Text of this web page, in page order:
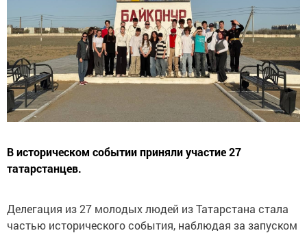
В историческом событии приняли участие 27
татарстанцев.
Делегация из 27 молодых людей из Татарстана стала
частью исторического события, наблюдая за запуском